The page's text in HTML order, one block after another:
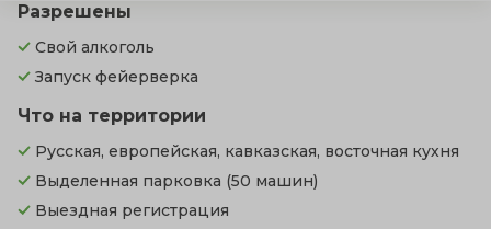
Разрешены
Свой алкоголь
Запуск фейерверка
Что на территории
Русская, европейская, кавказская, восточная кухня
Выделенная парковка (50 машин)
Выездная регистрация